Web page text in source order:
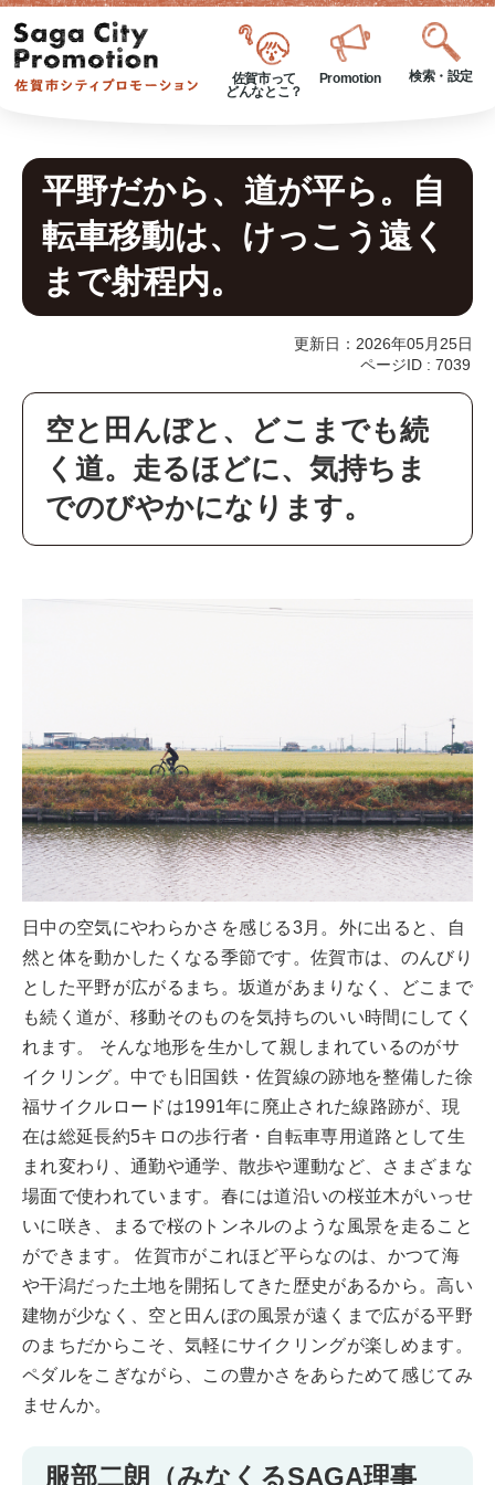
佐賀市って
どんなとこ？
Promotion 検索・設定
平野だから、道が平ら。自
転車移動は、けっこう遠く
まで射程内。
更新日：2026年05月25日
ページID : 7039
空と田んぼと、どこまでも続
く道。走るほどに、気持ちま
でのびやかになります。
日中の空気にやわらかさを感じる3月。外に出ると、自
然と体を動かしたくなる季節です。佐賀市は、のんびり
とした平野が広がるまち。坂道があまりなく、どこまで
も続く道が、移動そのものを気持ちのいい時間にしてく
れます。 そんな地形を生かして親しまれているのがサ
イクリング。中でも旧国鉄・佐賀線の跡地を整備した徐
福サイクルロードは1991年に廃止された線路跡が、現
在は総延長約5キロの歩行者・自転車専用道路として生
まれ変わり、通勤や通学、散歩や運動など、さまざまな
場面で使われています。春には道沿いの桜並木がいっせ
いに咲き、まるで桜のトンネルのような風景を走ること
ができます。 佐賀市がこれほど平らなのは、かつて海
や干潟だった土地を開拓してきた歴史があるから。高い
建物が少なく、空と田んぼの風景が遠くまで広がる平野
のまちだからこそ、気軽にサイクリングが楽しめます。
ペダルをこぎながら、この豊かさをあらためて感じてみ
ませんか。
服部二朗（みなくるSAGA理事